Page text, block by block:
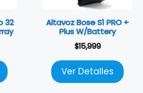
32
Altavoz Bose S1 PRO +
Plus W/Battery
$15,999
Ver Detalles